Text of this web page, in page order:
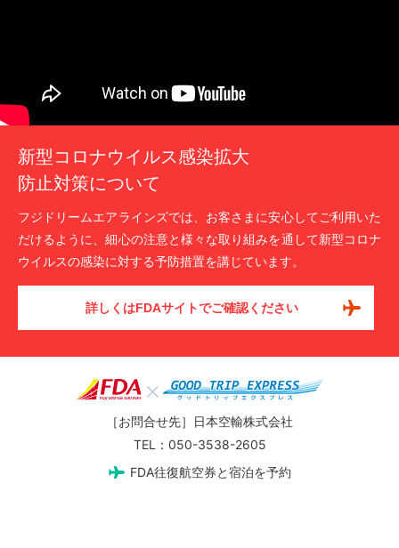
新型コロナウイルス感染拡大
防止対策について
フジドリームエアラインズでは、お客さまに安心してご利用いた
だけるように、細心の注意と様々な取り組みを通して新型コロナ
ウイルスの感染に対する予防措置を講じています。
詳しくはFDAサイトでご確認ください
［お問合せ先］日本空輸株式会社
TEL： 050-3538-2605
FDA往復航空券と宿泊を予約